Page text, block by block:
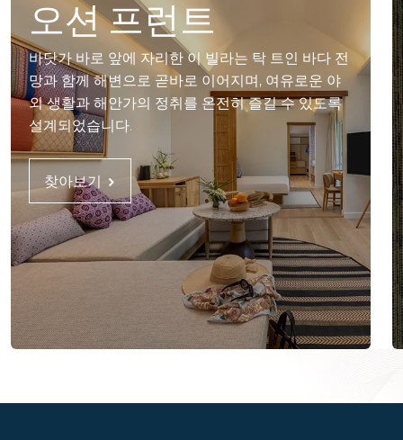
오션 프런트
바닷가 바로 앞에 자리한 이 빌라는 탁 트인 바다 전
망과 함께 해변으로 곧바로 이어지며, 여유로운 야
외 생활과 해안가의 정취를 온전히 즐길 수 있도록
설계되었습니다.
찾아보기